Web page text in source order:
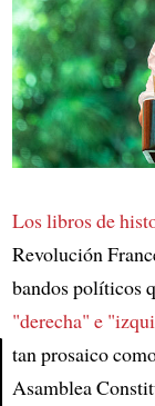
Los libros de
Revolución
bandos políticos
"derecha" e
tan prosaico
Asamblea